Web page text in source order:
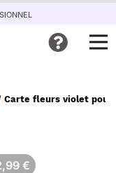
Carte fleurs violet pour
€